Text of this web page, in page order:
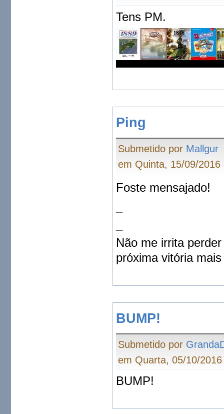
Tens PM.
Ping
Submetido por Mallgur
em Quinta, 15/09/2016
Foste mensajado!
Não me irrita
próxima vitória
BUMP!
Submetido por
em Quarta, 05/10/
BUMP!